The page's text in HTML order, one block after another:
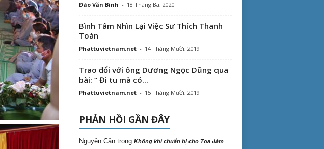
Đào Văn Bình - 18 Tháng Ba, 2020
Bình Tâm Nhìn Lại Việc Sư Thích Thanh
Toàn
Phattuvietnam.net - 14 Tháng Mười, 2019
Trao đổi với ông Dương Ngọc Dũng qua
bài: “ Đi tu mà có...
Phattuvietnam.net - 15 Tháng Mười, 2019
PHẢN HỒI GẦN ĐÂY
Nguyên Cầntrong Không khí chuẩn bị cho Tọa đàm